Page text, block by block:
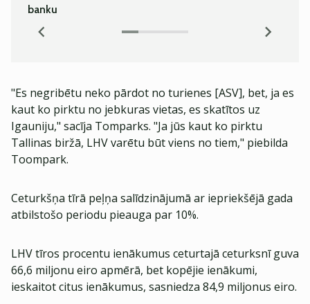
banku
"Es negribētu neko pārdot no turienes [ASV], bet, ja es
kaut ko pirktu no jebkuras vietas, es skatītos uz
Igauniju," sacīja Tomparks. "Ja jūs kaut ko pirktu
Tallinas biržā, LHV varētu būt viens no tiem," piebilda
Toompark.
Ceturkšņa tīrā peļņa salīdzinājumā ar iepriekšējā gada
atbilstošo periodu pieauga par 10%.
LHV tīros procentu ienākumus ceturtajā ceturksnī guva
66,6 miljonu eiro apmērā, bet kopējie ienākumi,
ieskaitot citus ienākumus, sasniedza 84,9 miljonus eiro.